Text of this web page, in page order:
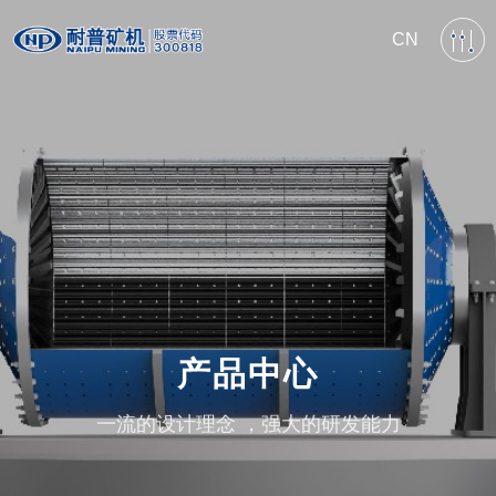
CN
产品中心
一流的设计理念 ，强大的研发能力